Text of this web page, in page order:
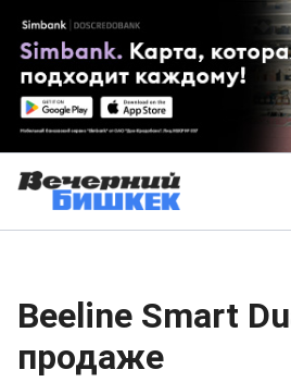
Beeline Smart
продаже